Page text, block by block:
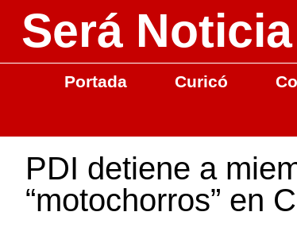
Será Noticia
Portada Curicó
PDI detiene a
“motochorros” en